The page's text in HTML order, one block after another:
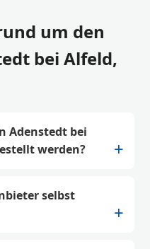
um den
bei Alfeld,
Adenstedt bei
werden?
selbst